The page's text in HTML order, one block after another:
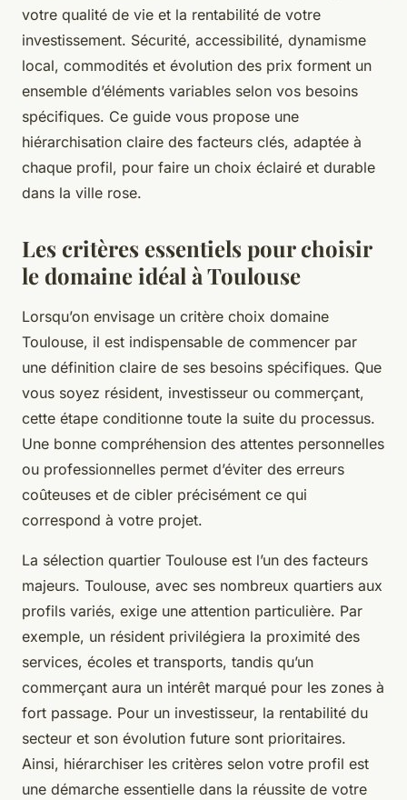
votre qualité de vie et la rentabilité de votre
investissement. Sécurité, accessibilité, dynamisme
local, commodités et évolution des prix forment un
ensemble d’éléments variables selon vos besoins
spécifiques. Ce guide vous propose une
hiérarchisation claire des facteurs clés, adaptée à
chaque profil, pour faire un choix éclairé et durable
dans la ville rose.
Les critères essentiels pour choisir
le domaine idéal à Toulouse
Lorsqu’on envisage un critère choix domaine
Toulouse, il est indispensable de commencer par
une définition claire de ses besoins spécifiques. Que
vous soyez résident, investisseur ou commerçant,
cette étape conditionne toute la suite du processus.
Une bonne compréhension des attentes personnelles
ou professionnelles permet d’éviter des erreurs
coûteuses et de cibler précisément ce qui
correspond à votre projet.
La sélection quartier Toulouse est l’un des facteurs
majeurs. Toulouse, avec ses nombreux quartiers aux
profils variés, exige une attention particulière. Par
exemple, un résident privilégiera la proximité des
services, écoles et transports, tandis qu’un
commerçant aura un intérêt marqué pour les zones à
fort passage. Pour un investisseur, la rentabilité du
secteur et son évolution future sont prioritaires.
Ainsi, hiérarchiser les critères selon votre profil est
une démarche essentielle dans la réussite de votre